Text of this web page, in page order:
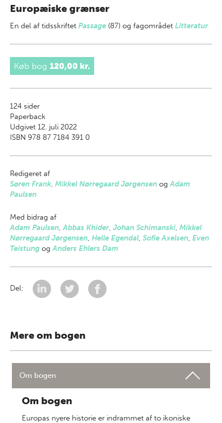
Europæiske grænser
En del af tidsskriftet Passage (87) og fagområdet Litteratur
Køb bog 120,00 kr.
124 sider
Paperback
Udgivet 12. juli 2022
ISBN 978 87 7184 391 0
Redigeret af
Søren Frank, Mikkel Nørregaard Jørgensen ogAdam
Paulsen
Med bidrag af
Adam Paulsen,Abbas Khider, Johan Schimanski, Mikkel
Nørregaard Jørgensen, Helle Egendal, Sofie Axelsen, Even
Teistung ogAnders Ehlers Dam
Del:
Mere om bogen
Om bogen
Om bogen
Europas nyere historie er indrammet af to ikoniske